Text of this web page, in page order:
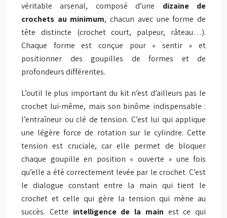
véritable arsenal, composé d’une dizaine de
crochets au minimum, chacun avec une forme de
tête distincte (crochet court, palpeur, râteau…).
Chaque forme est conçue pour « sentir » et
positionner des goupilles de formes et de
profondeurs différentes.
L’outil le plus important du kit n’est d’ailleurs pas le
crochet lui-même, mais son binôme indispensable :
l’entraîneur ou clé de tension. C’est lui qui applique
une légère force de rotation sur le cylindre. Cette
tension est cruciale, car elle permet de bloquer
chaque goupille en position « ouverte » une fois
qu’elle a été correctement levée par le crochet. C’est
le dialogue constant entre la main qui tient le
crochet et celle qui gère la tension qui mène au
succès. Cette intelligence de la main est ce qui